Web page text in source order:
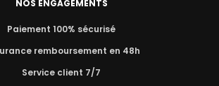
NOS ENGAGEMENTS
Paiement 100% sécurisé
remboursement en 48h
Service client 7/7